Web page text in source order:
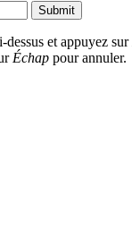
Submit
dessus et appuyez sur
Échap pour annuler.